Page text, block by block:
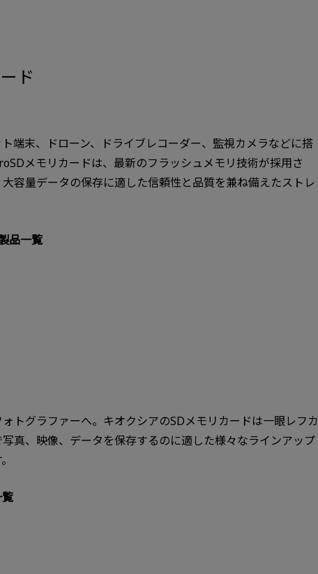
ド
端末、ドローン、ドライブレコーダー、監視カメラなどに搭
メモリカードは、最新のフラッシュメモリ技術が採用さ
容量データの保存に適した信頼性と品質を兼ね備えたストレ
品一覧
トグラファーへ。キオクシアのSDメモリカードは一眼レフカ
真、映像、データを保存するのに適した様々なラインアップ